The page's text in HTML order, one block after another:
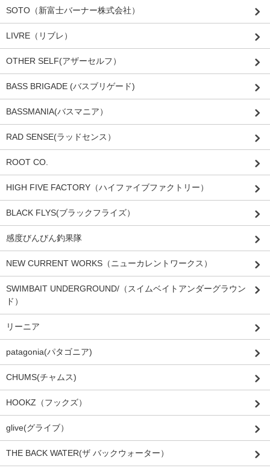
SOTO（新富士バーナー株式会社）
LIVRE（リブレ）
OTHER SELF(アザーセルフ）
BASS BRIGADE (バスブリゲード)
BASSMANIA(バスマニア）
RAD SENSE(ラッドセンス）
ROOT CO.
HIGH FIVE FACTORY（ハイファイブファクトリー）
BLACK FLYS(ブラックフライズ）
感度びんびん釣果隊
NEW CURRENT WORKS（ニューカレントワークス）
SWIMBAIT UNDERGROUND/（スイムベイトアンダーグラウン
ド）
リーニア
patagonia(パタゴニア)
CHUMS(チャムス)
HOOKZ（フックズ）
glive(グライブ）
THE BACK WATER(ザ バックウォーター）